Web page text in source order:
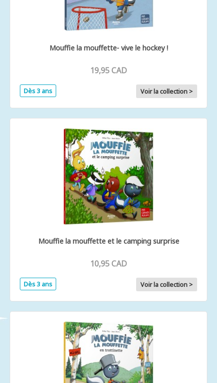
Mouffie la mouffette- vive le hockey !
19,95 CAD
Dès 3 ans Voir la collection >
Mouffie la mouffette et le camping surprise
10,95 CAD
Dès 3 ans Voir la collection >